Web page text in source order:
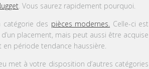
. Vous saurez rapidement pourquoi.
des pièces modernes. Celle-ci est
placement, mais peut aussi être acquise
en période tendance haussière.
met à votre disposition d’autres catégories